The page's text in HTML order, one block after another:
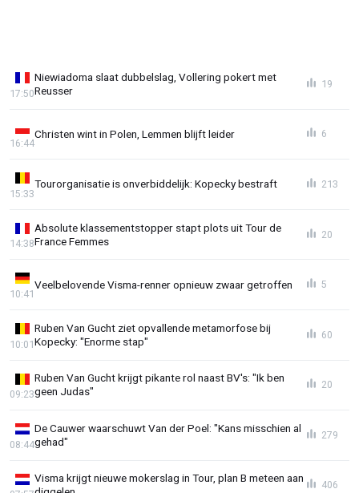
Niewiadoma slaat dubbelslag, Vollering pokert met
Reusser
17:50
19
Christen wint in Polen, Lemmen blijft leider
16:44
6
Tourorganisatie is onverbiddelijk: Kopecky bestraft
15:33
213
Absolute klassementstopper stapt plots uit Tour de
France Femmes
14:38
20
Veelbelovende Visma-renner opnieuw zwaar getroffen
10:41
5
Ruben Van Gucht ziet opvallende metamorfose bij
Kopecky: "Enorme stap"
10:01
60
Ruben Van Gucht krijgt pikante rol naast BV's: "Ik ben
geen Judas"
09:23
20
De Cauwer waarschuwt Van der Poel: "Kans misschien al
gehad"
08:44
279
Visma krijgt nieuwe mokerslag in Tour, plan B meteen aan
406